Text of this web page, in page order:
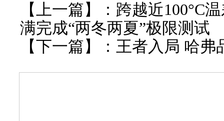
【上一篇】： 跨越近100°C
满完成“两冬两夏”极限测试
【下一篇】： 王者入局 哈弗